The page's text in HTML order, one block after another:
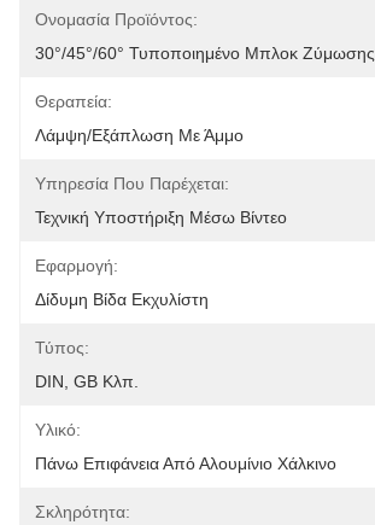
Ονομασία Προϊόντος:
30°/45°/60° Τυποποιημένο Μπλοκ Ζύμωσης
Θεραπεία:
Λάμψη/εξάπλωση Με Άμμο
Υπηρεσία Που Παρέχεται:
Τεχνική Υποστήριξη Μέσω Βίντεο
Εφαρμογή:
Δίδυμη Βίδα Εκχυλίστη
Τύπος:
DIN, GB Κλπ.
Υλικό:
Πάνω Επιφάνεια Από Αλουμίνιο Χάλκινο
Σκληρότητα: